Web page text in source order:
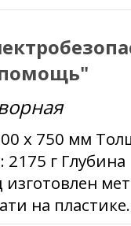
x 750 мм
2175 г
изготовлен
на